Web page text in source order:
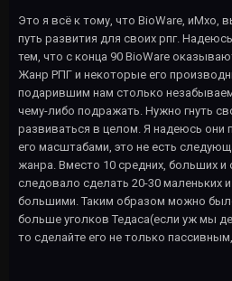
Это я всё к тому, что BioWare, иМхо,
путь развития для своих рпг.
тем, что с конца 90 BioWare
Жанр РПГ и некоторые его
подарившим нам столько
чему-либо подражать. Нужно гнуть
развиваться в целом. Я надеюсь они
его масштабами, это не есть
жанра. Вместо 10 средних, больших и
следовало сделать 20-30 маленьких
большими. Таким образом можно
больше уголков Тедаса(если уж мы
то сделайте его не только